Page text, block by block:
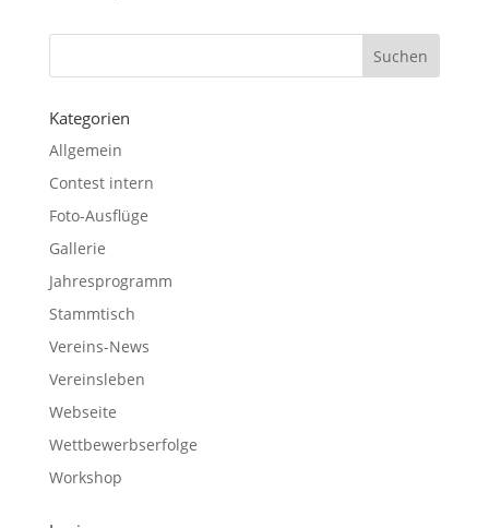
Kategorien
Allgemein
Contest intern
Foto-Ausflüge
Gallerie
Jahresprogramm
Stammtisch
Vereins-News
Vereinsleben
Webseite
Wettbewerbserfolge
Workshop